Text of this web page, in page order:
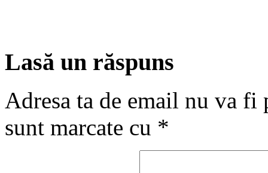
Lasă un răspuns
Adresa ta de email nu va fi
sunt marcate cu *